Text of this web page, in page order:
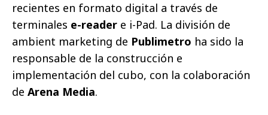
recientes en formato digital a través de
terminales e-reader e i-Pad. La división de
ambient marketing de Publimetro ha sido la
responsable de la construcción e
implementación del cubo, con la colaboración
de Arena Media.